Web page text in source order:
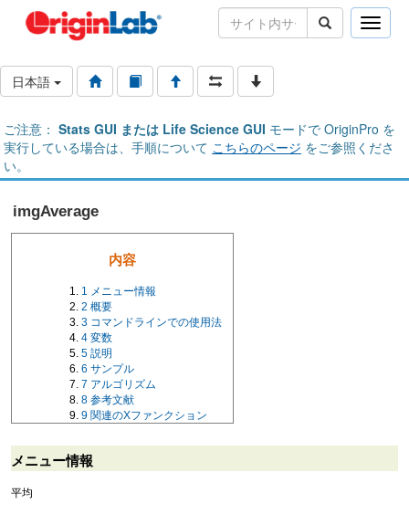
Toggle
日本語
ご注意： Stats GUI または Life Science GUI モードで OriginPro を
実行している場合は、手順について こちらのページ をご参照くださ
い。
imgAverage
内容
1
メニュー情報
2 概要
3 コマンドラインでの使用法
4 変数
5 説明
6 サンプル
7 アルゴリズム
8 参考文献
9 関連のXファンクション
メニュー情報
平均